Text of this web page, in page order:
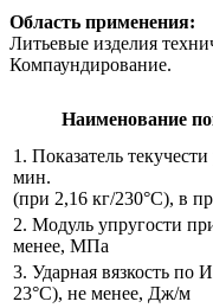
Область применения:
Литьевые изделия
Компаундирование.
Наименование
1. Показатель
мин.
(при 2,16 кг/230°С), в
2. Модуль упругости
менее, МПа
3. Ударная вязкость по
23°C), не менее, Дж/м